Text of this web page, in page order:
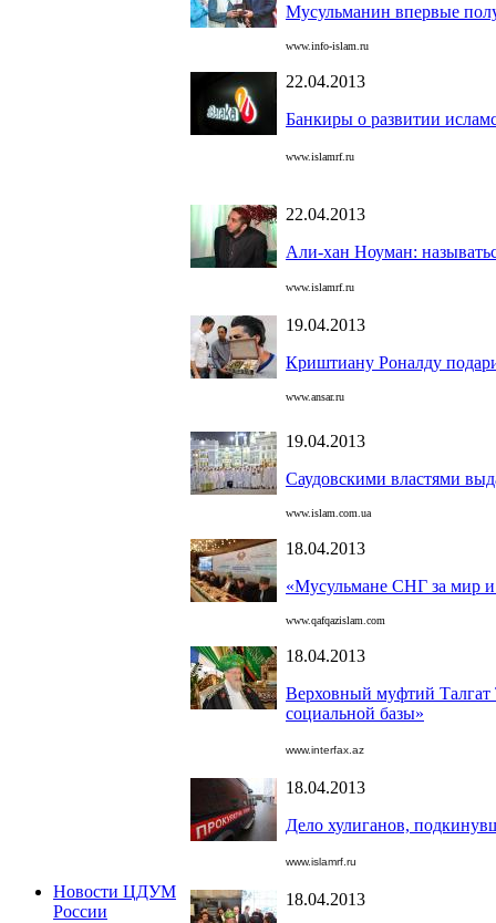
Новости ЦДУМ
России
Мусульманин впервые
www.info-islam.ru
22.04.2013
Банкиры о развитии
www.islamrf.ru
22.04.2013
Али-хан Ноуман:
www.islamrf.ru
19.04.2013
Криштиану Роналду
www.ansar.ru
19.04.2013
Саудовскими властями
www.islam.com.ua
18.04.2013
«Мусульмане СНГ за мир и
www.qafqazislam.com
18.04.2013
Верховный муфтий Талгат
социальной базы»
www.interfax.az
18.04.2013
Дело хулиганов,
www.islamrf.ru
18.04.2013